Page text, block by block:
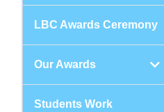
LBC Awards Ceremony
Our Awards
Students Work